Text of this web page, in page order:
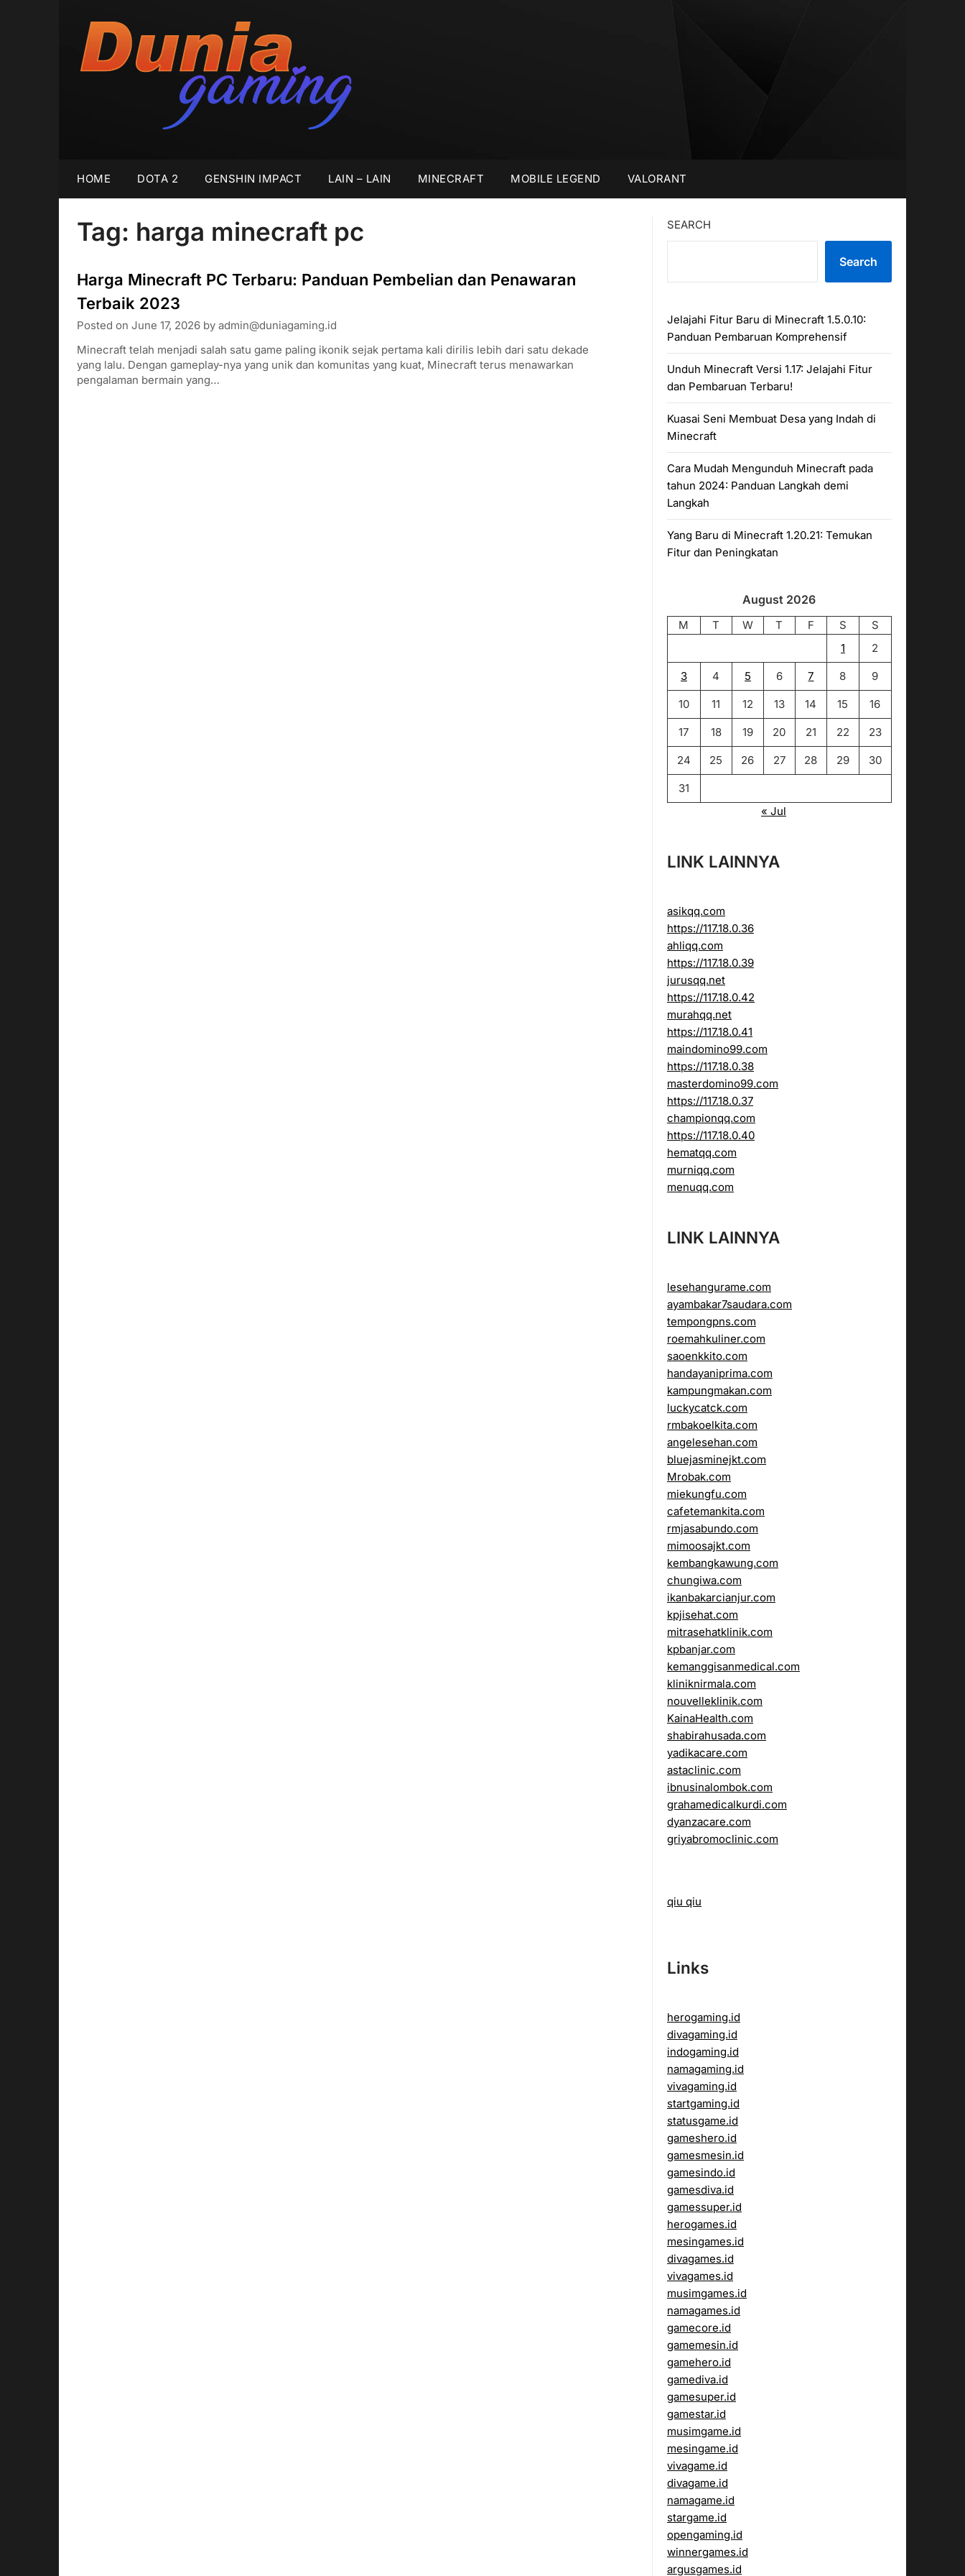
HOME DOTA 2 GENSHIN IMPACT LAIN – LAIN MINECRAFT MOBILE LEGEND VALORANT
Tag: harga minecraft pc
Harga Minecraft PC Terbaru: Panduan Pembelian dan Penawaran
Terbaik 2023
Posted on June 17, 2026 by admin@duniagaming.id
Minecraft telah menjadi salah satu game paling ikonik sejak pertama kali dirilis lebih dari satu dekade
yang lalu. Dengan gameplay-nya yang unik dan komunitas yang kuat, Minecraft terus menawarkan
pengalaman bermain yang…
SEARCH
Search
Jelajahi Fitur Baru di Minecraft 1.5.0.10:
Panduan Pembaruan Komprehensif
Unduh Minecraft Versi 1.17: Jelajahi Fitur
dan Pembaruan Terbaru!
Kuasai Seni Membuat Desa yang Indah di
Minecraft
Cara Mudah Mengunduh Minecraft pada
tahun 2024: Panduan Langkah demi
Langkah
Yang Baru di Minecraft 1.20.21: Temukan
Fitur dan Peningkatan
August 2026
M T W T F S
S
1
2
3 4 5 6 7 8 9
10 11 12 13 14 15 16
17 18 19 20 21 22 23
24 25 26 27 28 29 30
31
« Jul
LINK LAINNYA
asikqq.com
https://117.18.0.36
ahliqq.com
https://117.18.0.39
jurusqq.net
https://117.18.0.42
murahqq.net
https://117.18.0.41
maindomino99.com
https://117.18.0.38
masterdomino99.com
https://117.18.0.37
championqq.com
https://117.18.0.40
hematqq.com
murniqq.com
menuqq.com
LINK LAINNYA
lesehangurame.com
ayambakar7saudara.com
tempongpns.com
roemahkuliner.com
saoenkkito.com
handayaniprima.com
kampungmakan.com
luckycatck.com
rmbakoelkita.com
angelesehan.com
bluejasminejkt.com
Mrobak.com
miekungfu.com
cafetemankita.com
rmjasabundo.com
mimoosajkt.com
kembangkawung.com
chungiwa.com
ikanbakarcianjur.com
kpjisehat.com
mitrasehatklinik.com
kpbanjar.com
kemanggisanmedical.com
kliniknirmala.com
nouvelleklinik.com
KainaHealth.com
shabirahusada.com
yadikacare.com
astaclinic.com
ibnusinalombok.com
grahamedicalkurdi.com
dyanzacare.com
griyabromoclinic.com
qiu qiu
Links
herogaming.id
divagaming.id
indogaming.id
namagaming.id
vivagaming.id
startgaming.id
statusgame.id
gameshero.id
gamesmesin.id
gamesindo.id
gamesdiva.id
gamessuper.id
herogames.id
mesingames.id
divagames.id
vivagames.id
musimgames.id
namagames.id
gamecore.id
gamemesin.id
gamehero.id
gamediva.id
gamesuper.id
gamestar.id
musimgame.id
mesingame.id
vivagame.id
divagame.id
namagame.id
stargame.id
opengaming.id
winnergames.id
argusgames.id